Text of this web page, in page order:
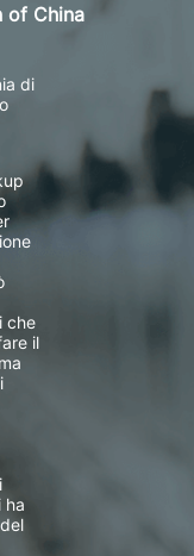
of China
di
che
il
ha